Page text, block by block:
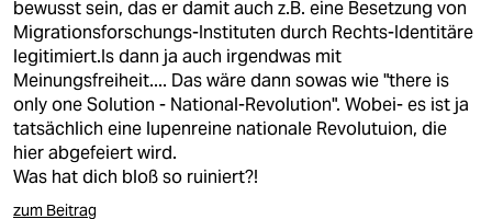
veranstaltungen
shop
fragen & hilfe
unterstützen
abo
bewusst sein, das er damit auch z.B. eine Besetzung von
Migrationsforschungs-Instituten durch Rechts-Identitäre
legitimiert.Is dann ja auch irgendwas mit
Meinungsfreiheit.... Das wäre dann sowas wie "there is
only one Solution - National-Revolution". Wobei- es ist ja
tatsächlich eine lupenreine nationale Revolutuion, die
hier abgefeiert wird.
Was hat dich bloß so ruiniert?!
zum Beitrag